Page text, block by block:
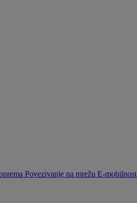
Povezivanje na mrežu E-mobilnost